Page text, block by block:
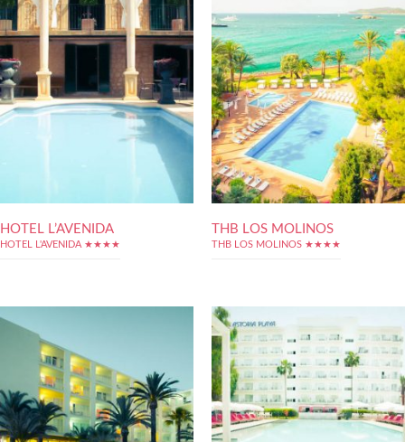
HOTEL L’AVENIDA
HOTEL L'AVENIDA ★★★★
THB LOS MOLINOS
THB LOS MOLINOS ★★★★